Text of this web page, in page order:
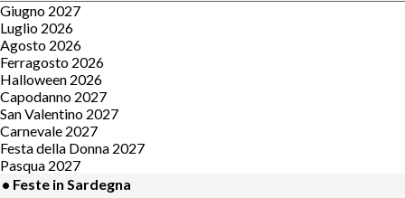
Giugno 2027
Luglio 2026
Agosto 2026
Ferragosto 2026
Halloween 2026
Capodanno 2027
San Valentino 2027
Carnevale 2027
Festa della Donna 2027
Pasqua 2027
• Feste in Sardegna